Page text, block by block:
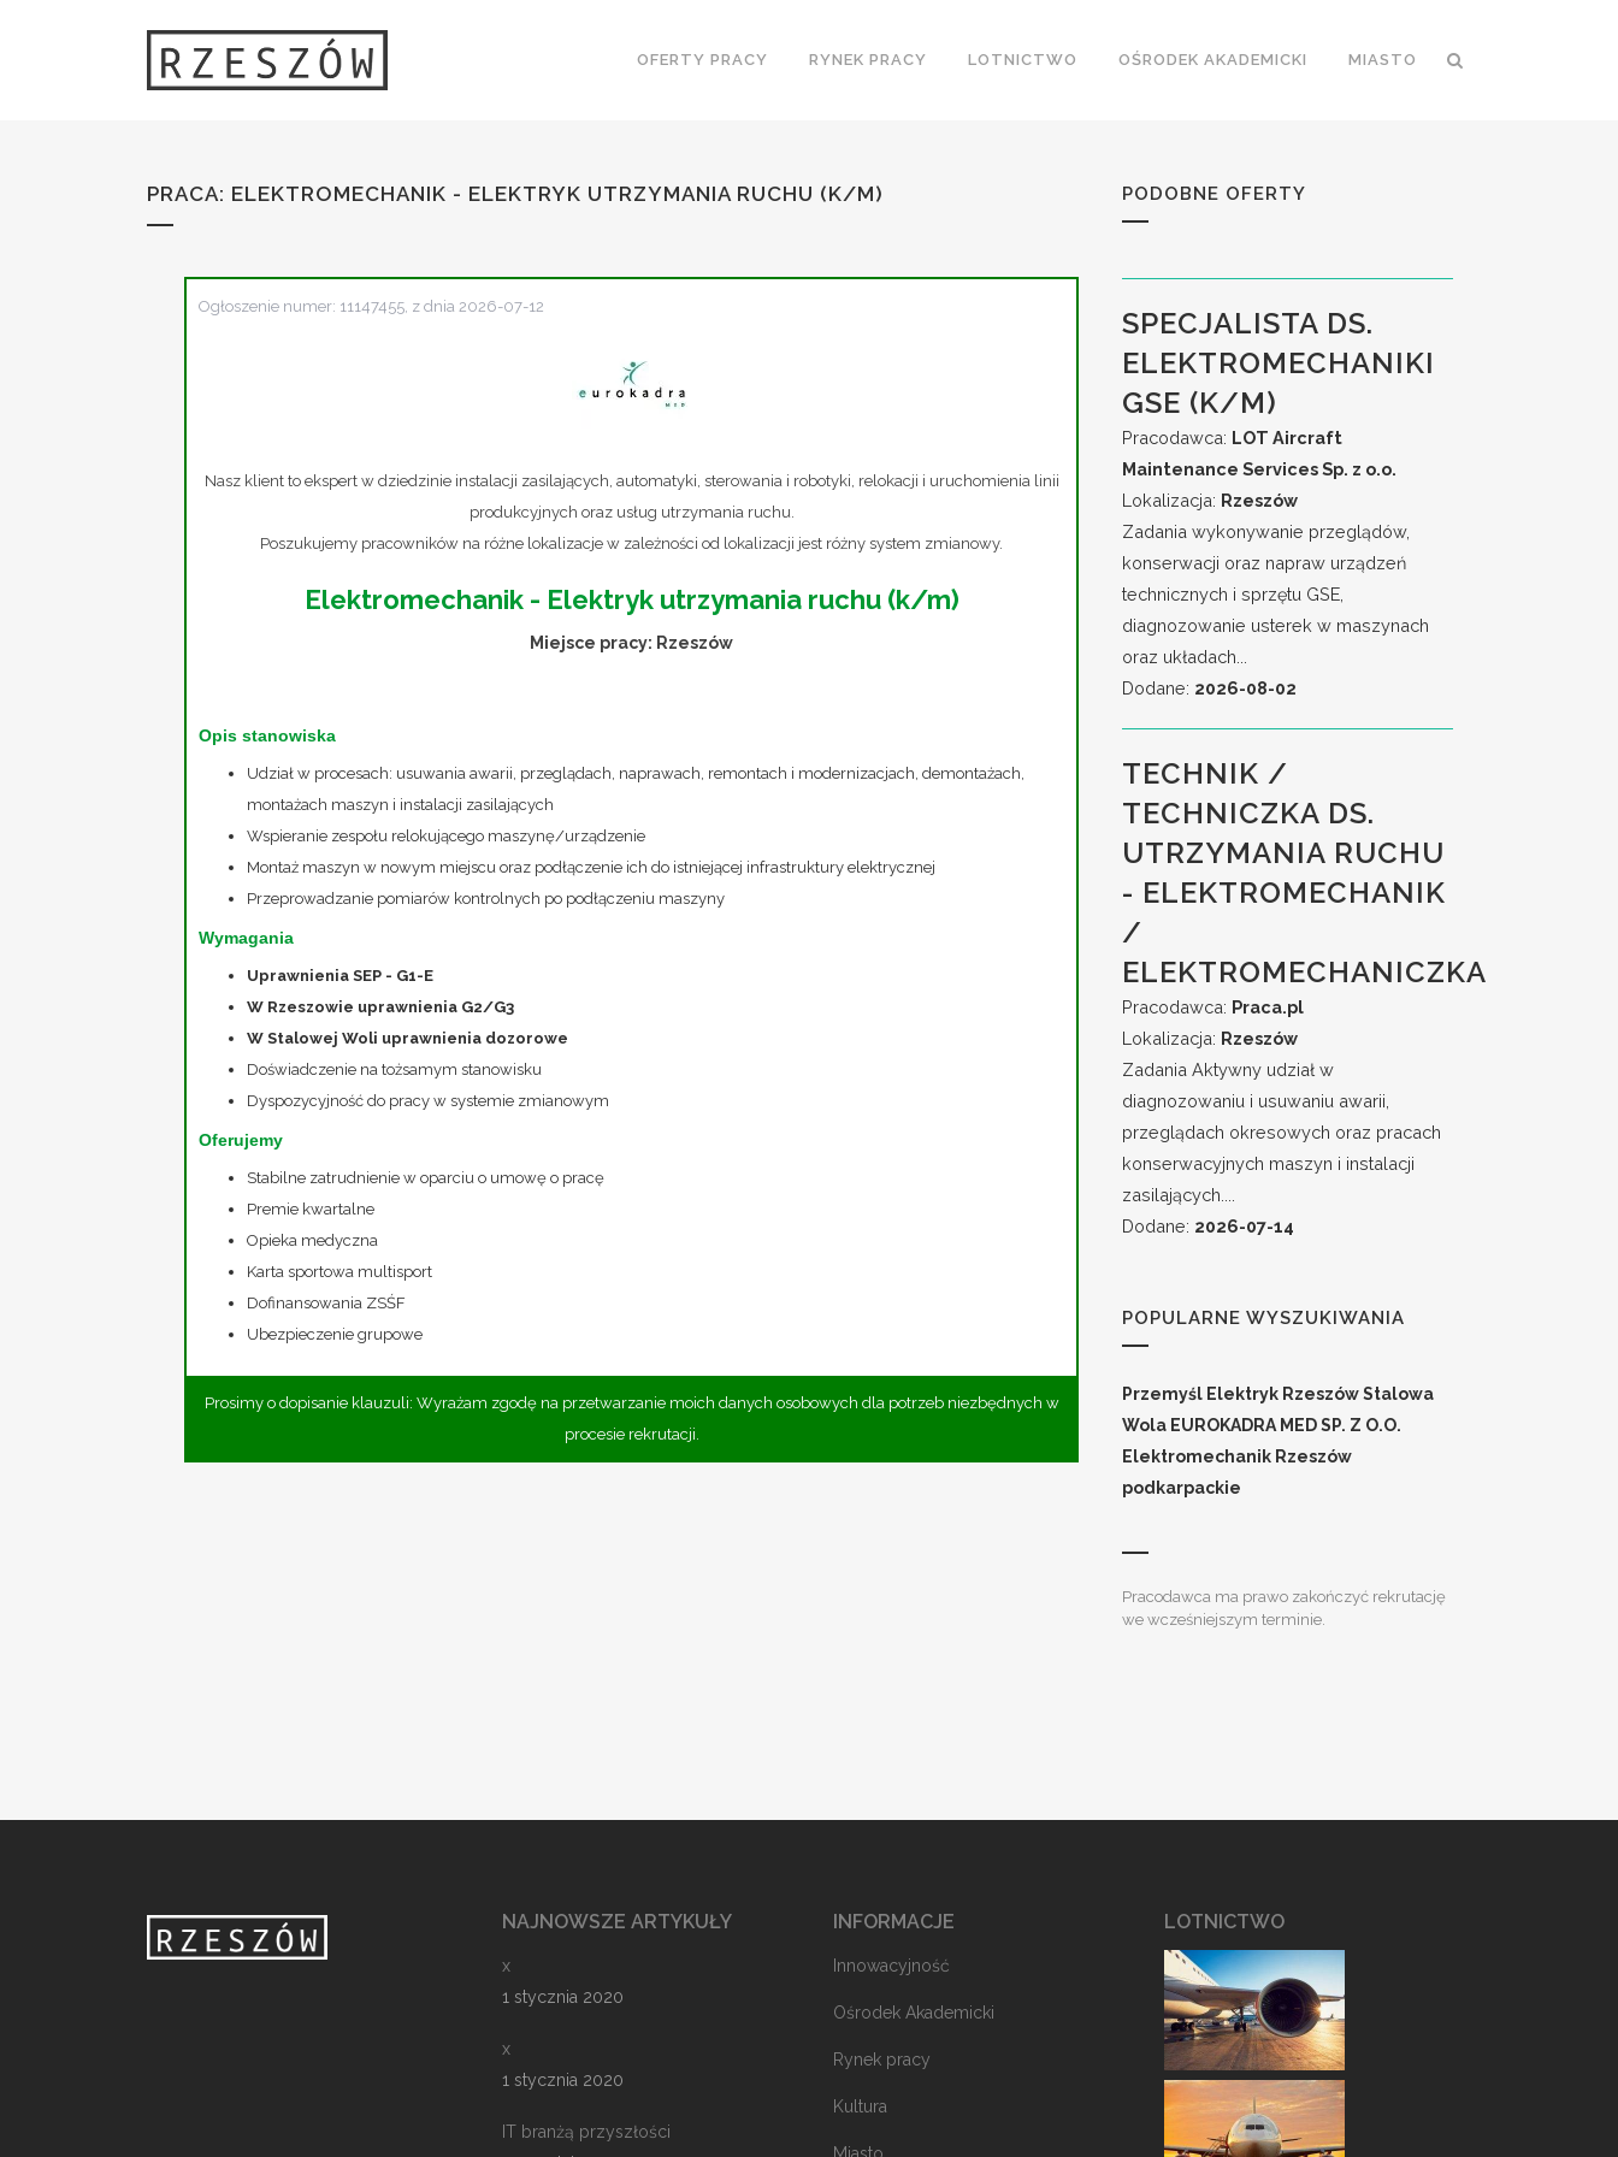
OFERTY PRACY RYNEK PRACY LOTNICTWO OŚRODEK AKADEMICKI MIASTO
PRACA: ELEKTROMECHANIK - ELEKTRYK UTRZYMANIA RUCHU (K/M)
Ogłoszenie numer: 11147455, z dnia 2026-07-12
Nasz klient to ekspert w dziedzinie instalacji zasilających, automatyki, sterowania i robotyki, relokacji i uruchomienia linii
produkcyjnych oraz usług utrzymania ruchu.
Poszukujemy pracowników na różne lokalizacje w zależności od lokalizacji jest różny system zmianowy.
Elektromechanik - Elektryk utrzymania ruchu (k/m)
Miejsce pracy: Rzeszów
Opis stanowiska
Udział w procesach: usuwania awarii, przeglądach, naprawach, remontach i modernizacjach, demontażach,
montażach maszyn i instalacji zasilających
Wspieranie zespołu relokującego maszynę/urządzenie
Montaż maszyn w nowym miejscu oraz podłączenie ich do istniejącej infrastruktury elektrycznej
Przeprowadzanie pomiarów kontrolnych po podłączeniu maszyny
Wymagania
Uprawnienia SEP - G1-E
W Rzeszowie uprawnienia G2/G3
W Stalowej Woli uprawnienia dozorowe
Doświadczenie na tożsamym stanowisku
Dyspozycyjność do pracy w systemie zmianowym
Oferujemy
Stabilne zatrudnienie w oparciu o umowę o pracę
Premie kwartalne
Opieka medyczna
Karta sportowa multisport
Dofinansowania ZSŚF
Ubezpieczenie grupowe
Prosimy o dopisanie klauzuli: Wyrażam zgodę na przetwarzanie moich danych osobowych dla potrzeb niezbędnych w
procesie rekrutacji.
PODOBNE OFERTY
SPECJALISTA DS.
ELEKTROMECHANIKI
GSE (K/M)
Pracodawca: LOT Aircraft
Maintenance Services Sp. z o.o.
Lokalizacja: Rzeszów
Zadania wykonywanie przeglądów,
konserwacji oraz napraw urządzeń
technicznych i sprzętu GSE,
diagnozowanie usterek w maszynach
oraz układach...
Dodane: 2026-08-02
TECHNIK /
TECHNICZKA DS.
UTRZYMANIA RUCHU
- ELEKTROMECHANIK
/
ELEKTROMECHANICZKA
Pracodawca: Praca.pl
Lokalizacja: Rzeszów
Zadania Aktywny udział w
diagnozowaniu i usuwaniu awarii,
przeglądach okresowych oraz pracach
konserwacyjnych maszyn i instalacji
zasilających....
Dodane: 2026-07-14
POPULARNE WYSZUKIWANIA
Przemyśl Elektryk RzeszówStalowa
Wola EUROKADRA MED SP. Z O.O.
Elektromechanik Rzeszów
podkarpackie
Pracodawca ma prawo zakończyć rekrutację
we wcześniejszym terminie.
NAJNOWSZE ARTYKUŁY
x
1 stycznia 2020
x
1 stycznia 2020
IT branżą przyszłości
INFORMACJE
Innowacyjność
Ośrodek Akademicki
Rynek pracy
Kultura
Miasto
LOTNICTWO